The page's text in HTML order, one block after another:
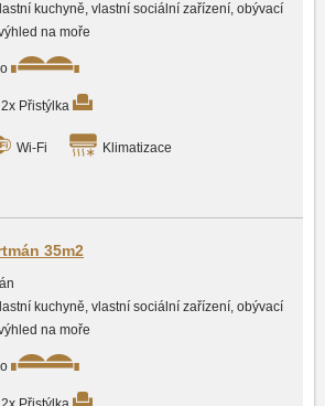
kuchyně, vlastní sociální zařízení, obývací
na moře
2x Přistýlka
Wi-Fi Klimatizace
35m2
kuchyně, vlastní sociální zařízení, obývací
na moře